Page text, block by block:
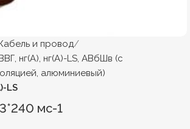
увеличить
и провод
нг(А), нг(А)-LS, АВбШв (с
алюминиевый)
LS
мс-1